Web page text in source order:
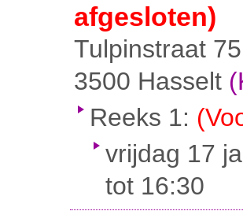
afgesloten)
Tulpinstraat 75
3500 Hasselt
Reeks 1:
vrijdag 17
tot 16:30